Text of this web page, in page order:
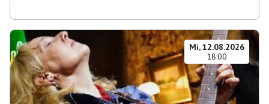
Mi, 12.08.2026
18:00